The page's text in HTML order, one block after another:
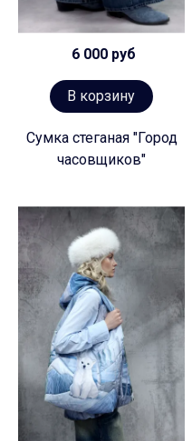
6 000 руб
В корзину
Сумка стеганая "Город
часовщиков"